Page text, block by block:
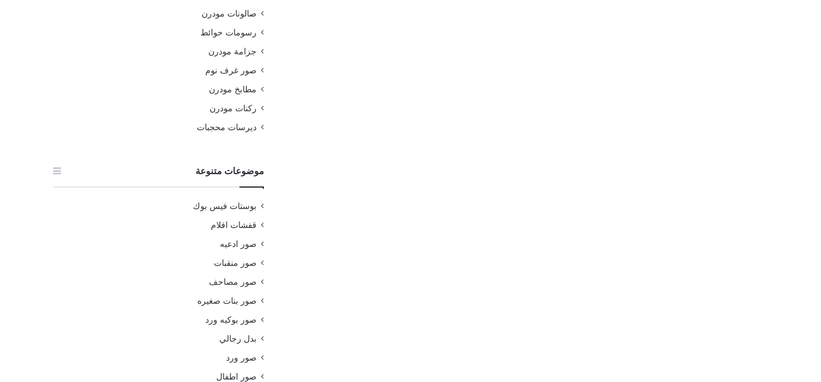
صالونات مودرن
رسومات حوائط
جزامة مودرن
صور غرف نوم
مطابخ مودرن
ركنات مودرن
ديرسات محجبات
موضوعات متنوعة
بوستات فيس بوك
قفشات افلام
صور ادعيه
صور منقبات
صور مصاحف
صور بنات صغيره
صور بوكيه ورد
بدل رجالي
صور ورد
صور اطفال